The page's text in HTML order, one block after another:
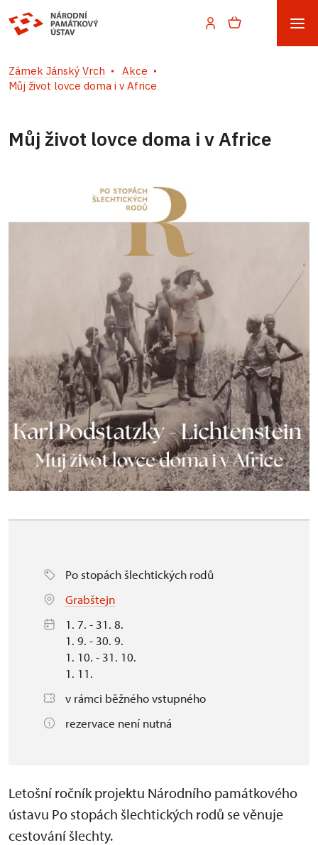
Zámek Jánský Vrch
Akce
Můj život lovce doma i v Africe
Můj život lovce doma i v Africe
Po stopách šlechtických rodů
Grabštejn
1. 7. - 31. 8.
1. 9. - 30. 9.
1. 10. - 31. 10.
1. 11.
v rámci běžného vstupného
rezervace není nutná
Letošní ročník projektu Národního památkového
ústavu Po stopách šlechtických rodů se věnuje
cestování šlechty.